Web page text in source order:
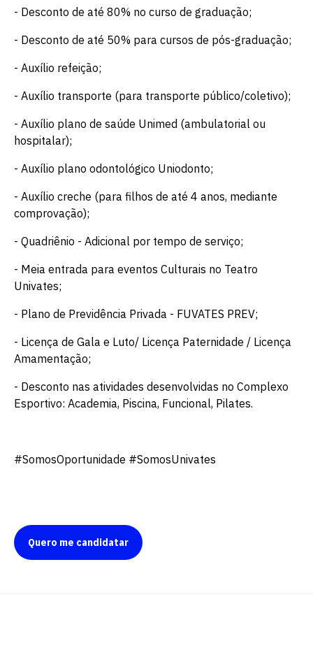
- Desconto de até 80% no curso de graduação;
- Desconto de até 50% para cursos de pós-graduação;
- Auxílio refeição;
- Auxílio transporte (para transporte público/coletivo);
- Auxílio plano de saúde Unimed (ambulatorial ou
hospitalar);
- Auxílio plano odontológico Uniodonto;
- Auxílio creche (para filhos de até 4 anos, mediante
comprovação);
- Quadriênio - Adicional por tempo de serviço;
- Meia entrada para eventos Culturais no Teatro
Univates;
- Plano de Previdência Privada - FUVATES PREV;
- Licença de Gala e Luto/ Licença Paternidade / Licença
Amamentação;
- Desconto nas atividades desenvolvidas no Complexo
Esportivo: Academia, Piscina, Funcional, Pilates.
#SomosOportunidade #SomosUnivates
Quero me candidatar